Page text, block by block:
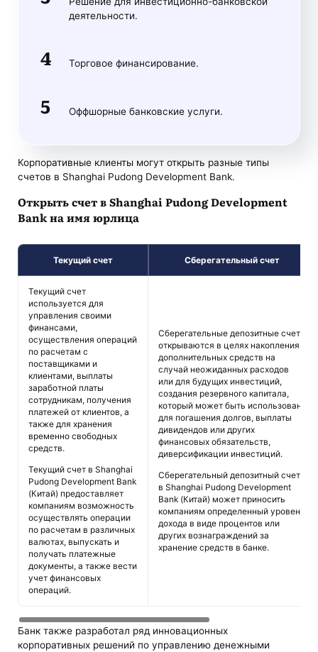
деятельности.
Торговое финансирование.
Оффшорные банковские услуги.
Корпоративные клиенты могут открыть разные типы
счетов в Shanghai Pudong Development Bank.
Открыть счет в Shanghai Pudong Development
Bank на имя юрлица
Текущий счет Сберегательный счет
Текущий счет
используется для
управления своими
финансами,
осуществления операций
по расчетам с
поставщиками и
клиентами, выплаты
заработной платы
сотрудникам, получения
платежей от клиентов, а
также для хранения
временно свободных
средств.
Текущий счет в Shanghai
Pudong Development Bank
(Китай) предоставляет
компаниям возможность
осуществлять операции
по расчетам в различных
валютах, выпускать и
получать платежные
документы, а также вести
учет финансовых
операций.
Сберегательные депозитные счета
открываются в целях накопления
дополнительных средств на
случай неожиданных расходов
или для будущих инвестиций,
создания резервного капитала,
который может быть использован
для погашения долгов, выплаты
дивидендов или других
финансовых обязательств,
диверсификации инвестиций.
Сберегательный депозитный счет
в Shanghai Pudong Development
Bank (Китай) может приносить
компаниям определенный уровень
дохода в виде процентов или
других вознаграждений за
хранение средств в банке.
Банк также разработал ряд инновационных
корпоративных решений по управлению денежными